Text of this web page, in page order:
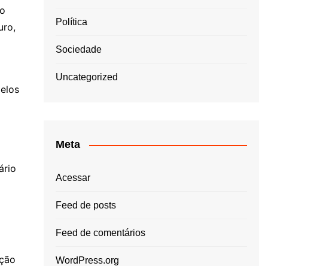
Política
Sociedade
Uncategorized
Meta
Acessar
Feed de posts
Feed de comentários
WordPress.org